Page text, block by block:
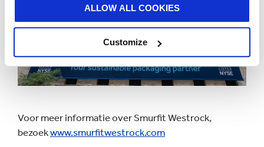
ALLOW ALL COOKIES
Customize
Voor meer informatie over Smurfit Westrock,
bezoekwww.smurfitwestrock.com